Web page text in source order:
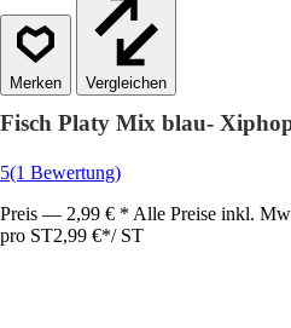
Vergleichen
Fisch Platy Mix blau-
5(1 Bewertung)
Preis — 2,99 € * Alle Preise inkl.
pro ST2,99 €*/ ST